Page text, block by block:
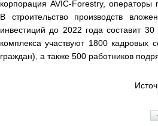
корпорация AVIC-Forestry, операторы
В строительство производств
инвестиций до 2022 года составит
комплекса участвуют 1800 кадровых
граждан), а также 500 работников